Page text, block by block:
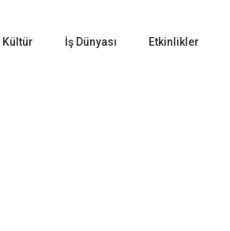
Kültür İş Dünyası Etkinlikler